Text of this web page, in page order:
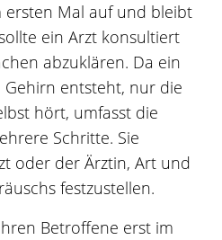
ersten Mal auf und bleibt
ein Arzt konsultiert
abzuklären. Da ein
Gehirn entsteht, nur die
hört, umfasst die
Schritte. Sie
oder der Ärztin, Art und
festzustellen.
Betroffene erst im